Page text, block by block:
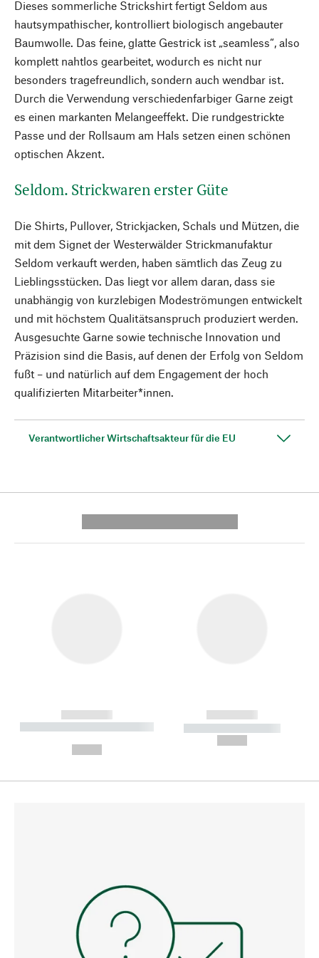
Dieses sommerliche Strickshirt fertigt Seldom aus
hautsympathischer, kontrolliert biologisch angebauter
Baumwolle. Das feine, glatte Gestrick ist „seamless“, also
komplett nahtlos gearbeitet, wodurch es nicht nur
besonders tragefreundlich, sondern auch wendbar ist.
Durch die Verwendung verschiedenfarbiger Garne zeigt
es einen markanten Melangeeffekt. Die rundgestrickte
Passe und der Rollsaum am Hals setzen einen schönen
optischen Akzent.
Seldom. Strickwaren erster Güte
Die Shirts, Pullover, Strickjacken, Schals und Mützen, die
mit dem Signet der Westerwälder Strickmanufaktur
Seldom verkauft werden, haben sämtlich das Zeug zu
Lieblingsstücken. Das liegt vor allem daran, dass sie
unabhängig von kurzlebigen Modeströmungen entwickelt
und mit höchstem Qualitätsanspruch produziert werden.
Ausgesuchte Garne sowie technische Innovation und
Präzision sind die Basis, auf denen der Erfolg von Seldom
fußt – und natürlich auf dem Engagement der hoch
qualifizierten Mitarbeiter*innen.
Verantwortlicher Wirtschaftsakteur für die EU
------------
----------- ----------- --------
------------
----------- -----------